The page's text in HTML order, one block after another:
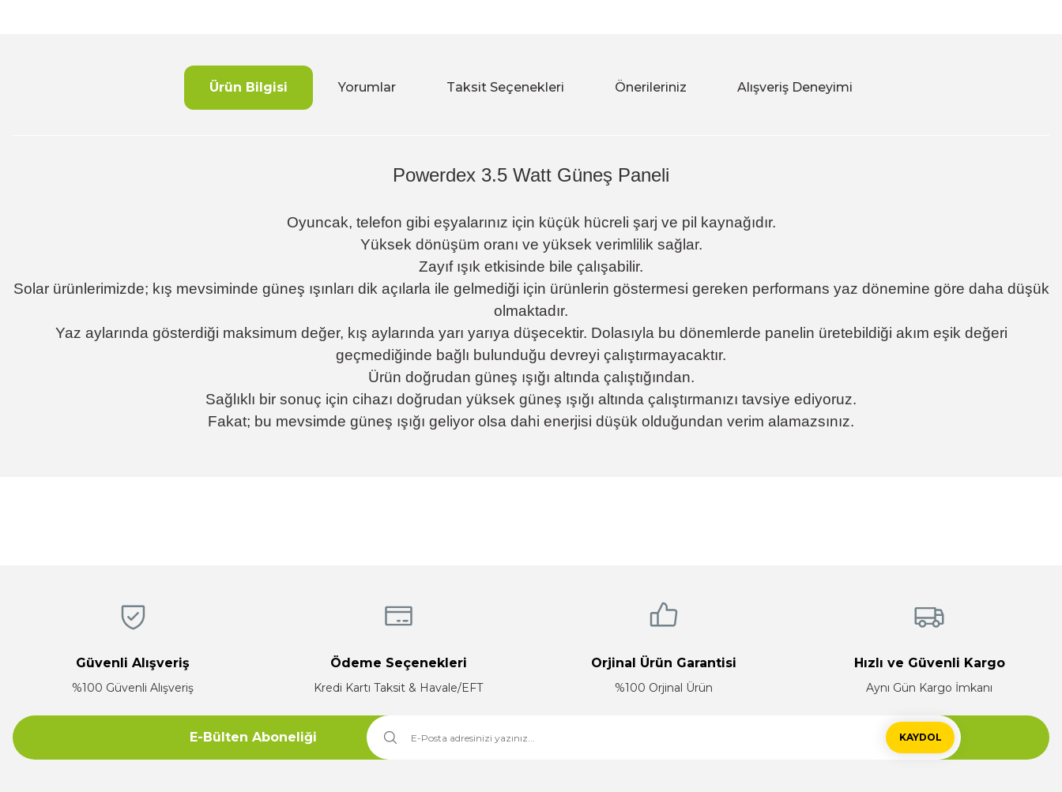
Ürün Bilgisi Yorumlar Taksit Seçenekleri Önerileriniz Alışveriş Deneyimi
Powerdex 3.5 Watt Güneş Paneli
Oyuncak, telefon gibi eşyalarınız için küçük hücreli şarj ve pil kaynağıdır.
Yüksek dönüşüm oranı ve yüksek verimlilik sağlar.
Zayıf ışık etkisinde bile çalışabilir.
Solar ürünlerimizde; kış mevsiminde güneş ışınları dik açılarla ile gelmediği için ürünlerin göstermesi gereken performans yaz dönemine göre daha düşük
olmaktadır.
Yaz aylarında gösterdiği maksimum değer, kış aylarında yarı yarıya düşecektir. Dolasıyla bu dönemlerde panelin üretebildiği akım eşik değeri
geçmediğinde bağlı bulunduğu devreyi çalıştırmayacaktır.
Ürün doğrudan güneş ışığı altında çalıştığından.
Sağlıklı bir sonuç için cihazı doğrudan yüksek güneş ışığı altında çalıştırmanızı tavsiye ediyoruz.
Fakat; bu mevsimde güneş ışığı geliyor olsa dahi enerjisi düşük olduğundan verim alamazsınız.
Bu ürüne benzer farklı alternatifler olmalı.
Çok ilgili firma fiyatları uygun.
E... K... | 10/07/2024
Güvenli Alışveriş
%100 Güvenli Alışveriş
Ödeme Seçenekleri
Kredi Kartı Taksit & Havale/EFT
Orjinal Ürün Garantisi
%100 Orjinal Ürün
Hızlı ve Güvenli Kargo
Aynı Gün Kargo İmkanı
E-Bülten Aboneliği KAYDOL